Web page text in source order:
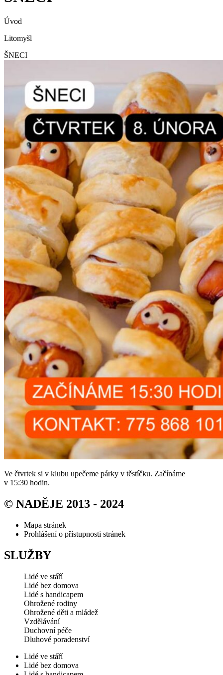
Úvod
Litomyšl
ŠNECI
Ve čtvrtek si v klubu upečeme párky v těstíčku. Začínáme
v 15:30 hodin.
© NADĚJE 2013 - 2024
Mapa stránek
Prohlášení o přístupnosti stránek
SLUŽBY
Lidé ve stáří
Lidé bez domova
Lidé s handicapem
Ohrožené rodiny
Ohrožené děti a mládež
Vzdělávání
Duchovní péče
Dluhové poradenství
Lidé ve stáří
Lidé bez domova